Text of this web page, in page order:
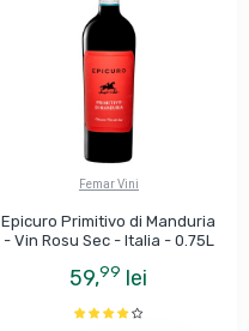
Femar Vini
Epicuro Primitivo di Manduria
- Vin Rosu Sec - Italia - 0.75L
59,99 lei